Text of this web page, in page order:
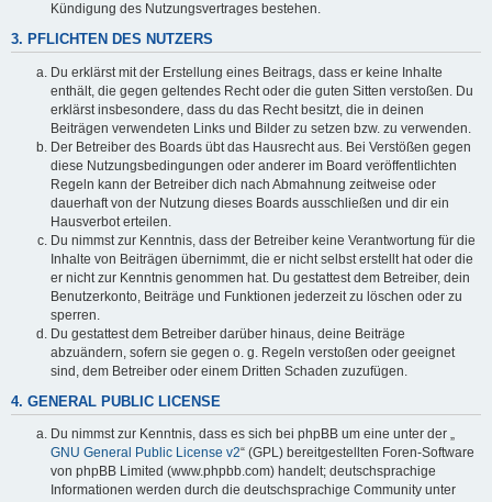
Kündigung des Nutzungsvertrages bestehen.
3. PFLICHTEN DES NUTZERS
Du erklärst mit der Erstellung eines Beitrags, dass er keine Inhalte
enthält, die gegen geltendes Recht oder die guten Sitten verstoßen. Du
erklärst insbesondere, dass du das Recht besitzt, die in deinen
Beiträgen verwendeten Links und Bilder zu setzen bzw. zu verwenden.
Der Betreiber des Boards übt das Hausrecht aus. Bei Verstößen gegen
diese Nutzungsbedingungen oder anderer im Board veröffentlichten
Regeln kann der Betreiber dich nach Abmahnung zeitweise oder
dauerhaft von der Nutzung dieses Boards ausschließen und dir ein
Hausverbot erteilen.
Du nimmst zur Kenntnis, dass der Betreiber keine Verantwortung für die
Inhalte von Beiträgen übernimmt, die er nicht selbst erstellt hat oder die
er nicht zur Kenntnis genommen hat. Du gestattest dem Betreiber, dein
Benutzerkonto, Beiträge und Funktionen jederzeit zu löschen oder zu
sperren.
Du gestattest dem Betreiber darüber hinaus, deine Beiträge
abzuändern, sofern sie gegen o. g. Regeln verstoßen oder geeignet
sind, dem Betreiber oder einem Dritten Schaden zuzufügen.
4. GENERAL PUBLIC LICENSE
Du nimmst zur Kenntnis, dass es sich bei phpBB um eine unter der „
GNU General Public License v2“ (GPL) bereitgestellten Foren-Software
von phpBB Limited (www.phpbb.com) handelt; deutschsprachige
Informationen werden durch die deutschsprachige Community unter